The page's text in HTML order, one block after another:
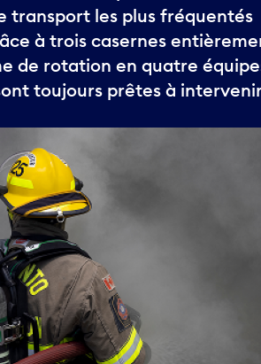
transport les plus fréquentés
à trois casernes
de rotation en quatre
toujours prêtes à